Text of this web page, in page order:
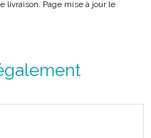
réglables en largeur, Le
des modèles de
livraison. Page mise à jour le